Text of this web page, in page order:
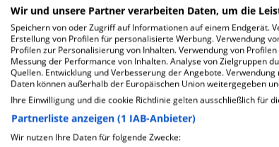
Mehr Informationen
Besondere Merkmale
Wir und unsere Partner verarbeiten Daten, um die
Speichern von oder Zugriff auf Informationen auf einem Endgerät.
Erstellung von Profilen für personalisierte Werbung. Verwendung
Profilen zur Personalisierung von Inhalten. Verwendung von
Messung der Performance von Inhalten. Analyse von Zielgruppen
Quellen. Entwicklung und Verbesserung der Angebote.
Daten können außerhalb der Europäischen Union weitergegeben
Ihre Einwilligung und die cookie Richtlinie gelten ausschließlich für
Partnerliste anzeigen (1 IAB-Anbieter)
Wir nutzen Ihre Daten für folgende Zwecke: